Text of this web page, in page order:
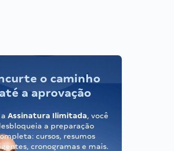
o caminho
até a aprovação
Assinatura Ilimitada, você
a preparação
cursos, resumos
cronogramas e mais.